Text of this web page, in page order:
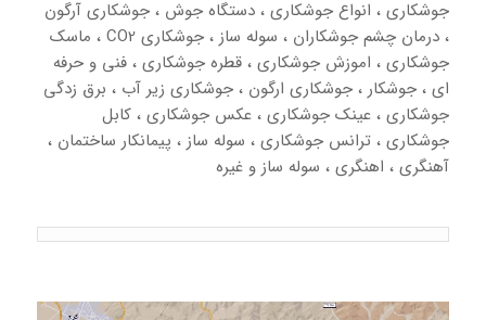
جوشکاری ، انواع جوشکاری ، دستگاه جوش ، جوشکاری آرگون
، درمان چشم جوشکاران ، سوله ساز ، جوشکاری CO2 ، ماسک
جوشکاری ، اموزش جوشکاری ، قطره جوشکاری ، فنی و حرفه
ای ، جوشکار ، جوشکاری ارگون ، جوشکاری زیر آب ، برق زدگی
جوشکاری ، عینک جوشکاری ، عکس جوشکاری ، کابل
جوشکاری ، ترانس جوشکاری ، سوله ساز ، پیمانکار ساختمان ،
آهنگری ، اهنگری ، سوله ساز و غیره